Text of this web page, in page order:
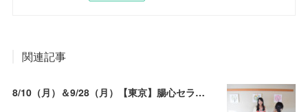
関連記事
8/10（月）＆9/28（月）【東京】腸心セラピスト養成コース《２日間コース》開講決定